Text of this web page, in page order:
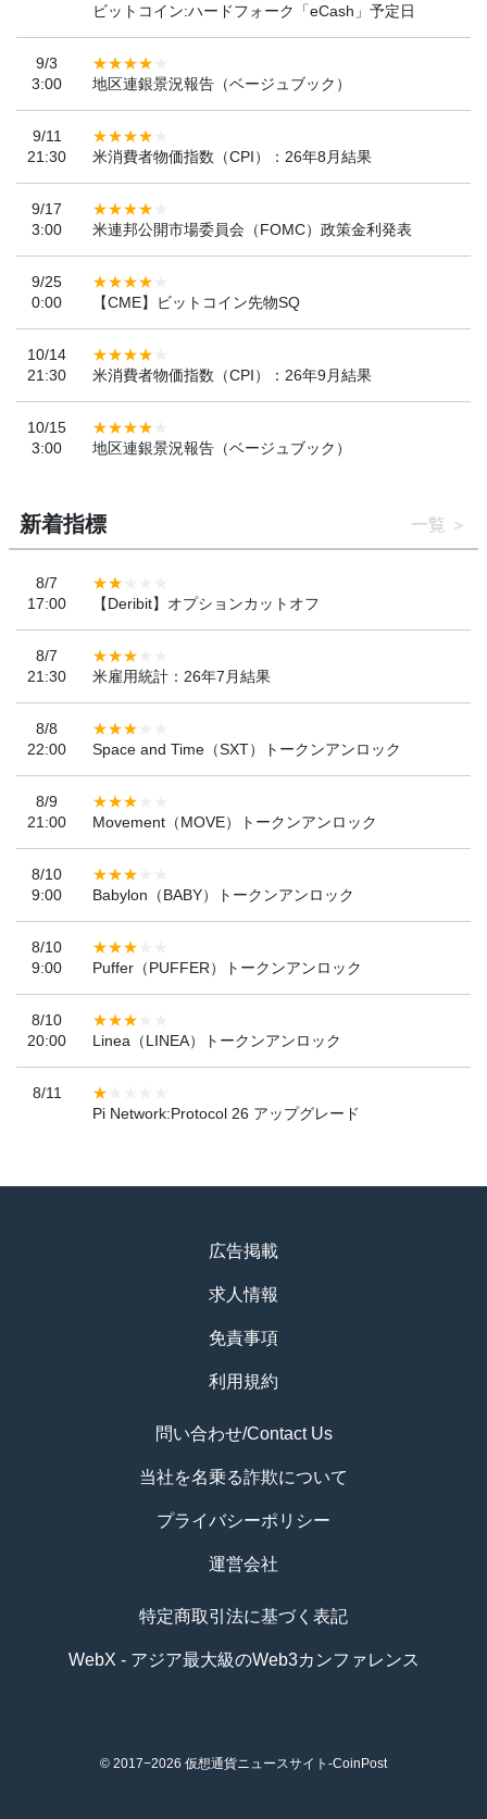
ビットコイン:ハードフォーク「eCash」予定日
9/3
3:00
地区連銀景況報告（ベージュブック）
9/11
21:30
米消費者物価指数（CPI）：26年8月結果
9/17
3:00
米連邦公開市場委員会（FOMC）政策金利発表
9/25
0:00
【CME】ビットコイン先物SQ
10/14
21:30
米消費者物価指数（CPI）：26年9月結果
10/15
3:00
地区連銀景況報告（ベージュブック）
新着指標 一覧
8/7
17:00
【Deribit】オプションカットオフ
8/7
21:30
米雇用統計：26年7月結果
8/8
22:00
Space and Time（SXT）トークンアンロック
8/9
21:00
Movement（MOVE）トークンアンロック
8/10
9:00
Babylon（BABY）トークンアンロック
8/10
9:00
Puffer（PUFFER）トークンアンロック
8/10
20:00
Linea（LINEA）トークンアンロック
8/11
Pi Network:Protocol 26 アップグレード
広告掲載
求人情報
免責事項
利用規約
問い合わせ/Contact Us
当社を名乗る詐欺について
プライバシーポリシー
運営会社
特定商取引法に基づく表記
WebX - アジア最大級のWeb3カンファレンス
© 2017−2026 仮想通貨ニュースサイト-CoinPost